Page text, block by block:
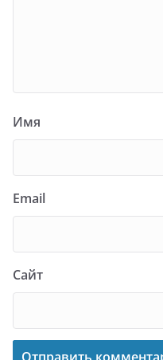
Имя
Email
Сайт